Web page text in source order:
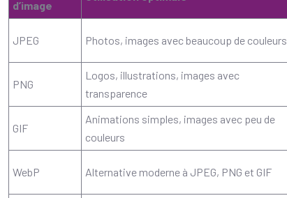
d’image
JPEG Photos, images avec beaucoup de couleurs
PNG
Logos, illustrations, images avec
transparence
GIF
Animations simples, images avec peu de
couleurs
WebP Alternative moderne à JPEG, PNG et GIF